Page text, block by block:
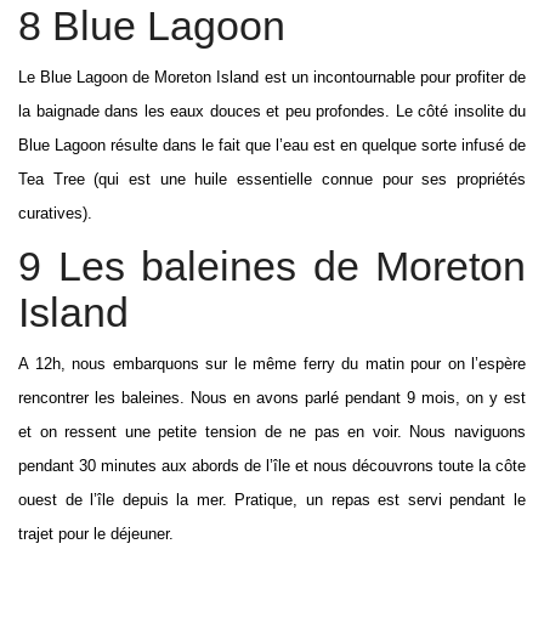
8 Blue Lagoon
Le Blue Lagoon de Moreton Island est un incontournable pour profiter de
la baignade dans les eaux douces et peu profondes. Le côté insolite du
Blue Lagoon résulte dans le fait que l’eau est en quelque sorte infusé de
Tea Tree (qui est une huile essentielle connue pour ses propriétés
curatives).
9 Les baleines de Moreton
Island
A 12h, nous embarquons sur le même ferry du matin pour on l’espère
rencontrer les baleines. Nous en avons parlé pendant 9 mois, on y est
et on ressent une petite tension de ne pas en voir. Nous naviguons
pendant 30 minutes aux abords de l’île et nous découvrons toute la côte
ouest de l’île depuis la mer. Pratique, un repas est servi pendant le
trajet pour le déjeuner.